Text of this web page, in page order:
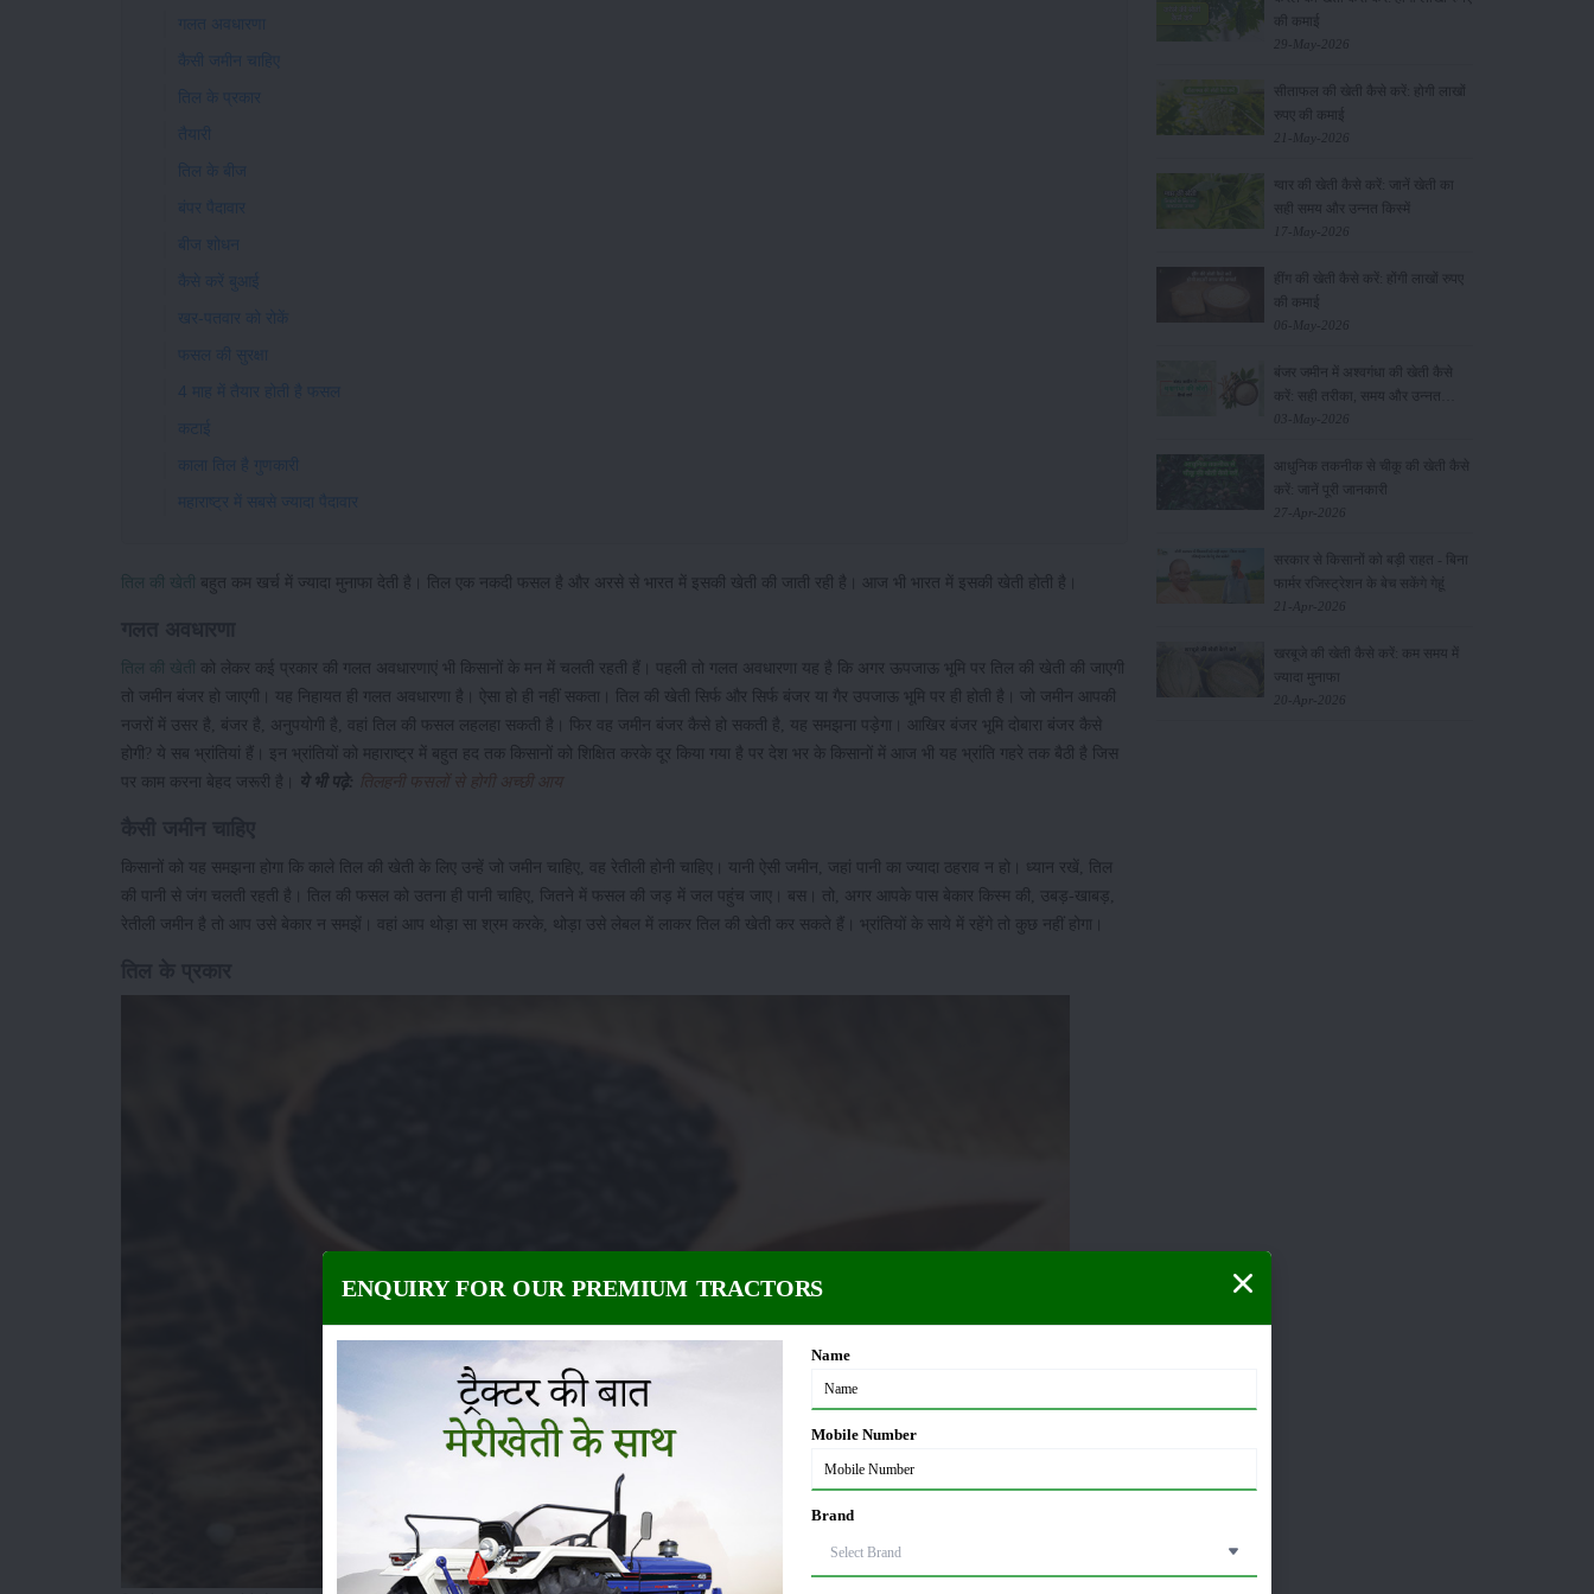
गलत अवधारणा
कैसी जमीन चाहिए
तिल के प्रकार
तैयारी
तिल के बीज
बंपर पैदावार
बीज शोधन
कैसे करें बुआई
खर-पतवार को रोकें
फसल की सुरक्षा
4 माह में तैयार होती है फसल
कटाई
काला तिल है गुणकारी
महाराष्ट्र में सबसे ज्यादा पैदावार
तिल की खेती बहुत कम खर्च में ज्यादा मुनाफा देती है। तिल एक नकदी फसल है और अरसे से भारत में इसकी खेती की जाती रही है। आज भी भारत में इसकी खेती होती है।
तिल की खेती
को लेकर कई प्रकार की गलत अवधारणाएं भी किसानों के मन में चलती रहती हैं। पहली तो गलत अवधारणा यह है कि अगर ऊपजाऊ भूमि पर तिल की खेती की जाएगी
तो जमीन बंजर हो जाएगी। यह निहायत ही गलत अवधारणा है। ऐसा हो ही नहीं सकता। तिल की खेती सिर्फ और सिर्फ बंजर या गैर उपजाऊ भूमि पर ही होती है। जो जमीन आपकी
नजरों में उसर है, बंजर है, अनुपयोगी है, वहां तिल की फसल लहलहा सकती है। फिर वह जमीन बंजर कैसे हो सकती है, यह समझना पड़ेगा। आखिर बंजर भूमि दोबारा बंजर कैसे
होगी? ये सब भ्रांतियां हैं। इन भ्रांतियों को महाराष्ट्र में बहुत हद तक किसानों को शिक्षित करके दूर किया गया है पर देश भर के किसानों में आज भी यह भ्रांति गहरे तक बैठी है जिस
पर काम करना बेहद जरूरी है।
ये भी पढ़े: तिलहनी फसलों से होगी अच्छी आय
किसानों को यह समझना होगा कि काले तिल की खेती के लिए उन्हें जो जमीन चाहिए, वह रेतीली होनी चाहिए। यानी ऐसी जमीन, जहां पानी का ज्यादा ठहराव न हो। ध्यान रखें, तिल
की पानी से जंग चलती रहती है। तिल की फसल को उतना ही पानी चाहिए, जितने में फसल की जड़ में जल पहुंच जाए। बस। तो, अगर आपके पास बेकार किस्म की, उबड़-खाबड़,
रेतीली जमीन है तो आप उसे बेकार न समझें। वहां आप थोड़ा सा श्रम करके, थोड़ा उसे लेबल में लाकर तिल की खेती कर सकते हैं। भ्रांतियों के साये में रहेंगे तो कुछ नहीं होगा।
की कमाई
29-May-2026
सीताफल की खेती कैसे करें: होगी लाखों
रुपए की कमाई
21-May-2026
ग्वार की खेती कैसे करें: जानें खेती का
सही समय और उन्नत किस्में
17-May-2026
हींग की खेती कैसे करें: होंगी लाखों रुपए
की कमाई
06-May-2026
बंजर जमीन में अश्वगंधा की खेती कैसे
करें: सही तरीका, समय और उन्नत
तकनीकें
03-May-2026
आधुनिक तकनीक से चीकू की खेती कैसे
करें: जानें पूरी जानकारी
27-Apr-2026
सरकार से किसानों को बड़ी राहत - बिना
फार्मर रजिस्ट्रेशन के बेच सकेंगे गेहूं
21-Apr-2026
खरबूजे की खेती कैसे करें: कम समय में
ज्यादा मुनाफा
20-Apr-2026
ENQUIRY FOR OUR PREMIUM TRACTORS
Name
Mobile Number
Brand